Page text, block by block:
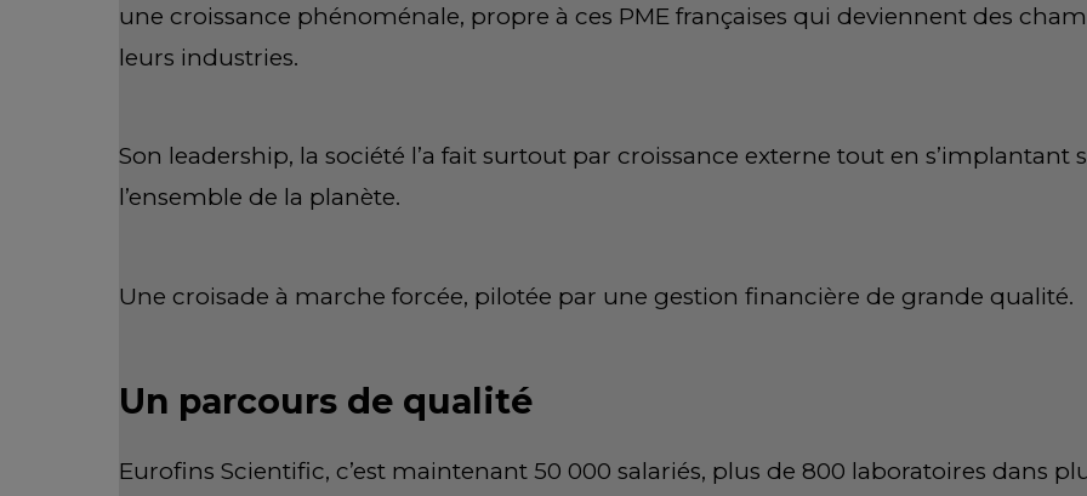
une croissance phénoménale, propre à ces PME françaises qui deviennent des
leurs industries.
Son leadership, la société l’a fait surtout par croissance externe tout en s’implantant
l’ensemble de la planète.
Une croisade à marche forcée, pilotée par une gestion financière de grande qualité.
Un parcours de qualité
Eurofins Scientific, c’est maintenant 50 000 salariés, plus de 800 laboratoires dans